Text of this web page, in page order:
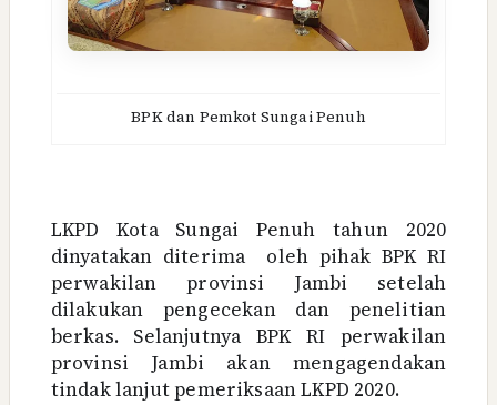
BPK dan Pemkot Sungai Penuh
LKPD Kota Sungai Penuh tahun 2020
dinyatakan diterima
oleh pihak BPK RI
perwakilan provinsi Jambi setelah
dilakukan pengecekan dan penelitian
berkas. Selanjutnya BPK RI perwakilan
provinsi Jambi akan mengagendakan
tindak lanjut pemeriksaan LKPD 2020.